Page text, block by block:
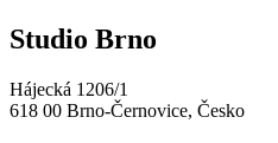
Studio Brno
Hájecká 1206/1
618 00 Brno-Černovice, Česko